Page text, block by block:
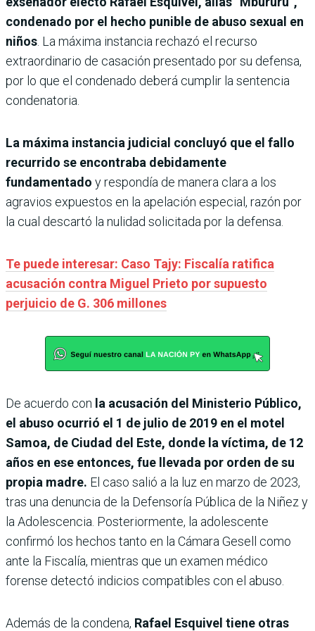
condenado por el hecho punible de abuso sexual en
niños . La máxima instancia rechazó el recurso
extraordinario de casación presentado por su defensa,
por lo que el condenado deberá cumplir la sentencia
condenatoria.
La máxima instancia judicial concluyó que el fallo
recurrido se encontraba debidamente
fundamentado y respondía de manera clara a los
agravios expuestos en la apelación especial, razón por
la cual descartó la nulidad solicitada por la defensa.
Te puede interesar: Caso Tajy: Fiscalía ratifica
acusación contra Miguel Prieto por supuesto
perjuicio de G. 306 millones
De acuerdo con la acusación del Ministerio Público,
el abuso ocurrió el 1 de julio de 2019 en el motel
Samoa, de Ciudad del Este, donde la víctima, de 12
años en ese entonces, fue llevada por orden de su
propia madre. El caso salió a la luz en marzo de 2023,
tras una denuncia de la Defensoría Pública de la Niñez y
la Adolescencia. Posteriormente, la adolescente
confirmó los hechos tanto en la Cámara Gesell como
ante la Fiscalía, mientras que un examen médico
forense detectó indicios compatibles con el abuso.
Además de la condena, Rafael Esquivel tiene otras